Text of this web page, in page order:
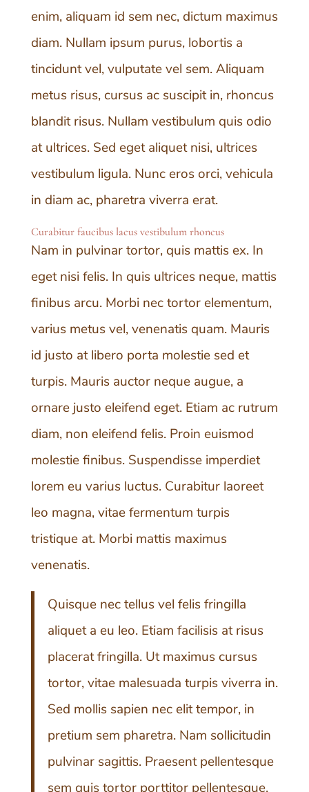
enim, aliquam id sem nec, dictum maximus
diam. Nullam ipsum purus, lobortis a
tincidunt vel, vulputate vel sem. Aliquam
metus risus, cursus ac suscipit in, rhoncus
blandit risus. Nullam vestibulum quis odio
at ultrices. Sed eget aliquet nisi, ultrices
vestibulum ligula. Nunc eros orci, vehicula
in diam ac, pharetra viverra erat.
Curabitur faucibus lacus vestibulum rhoncus
Nam in pulvinar tortor, quis mattis ex. In
eget nisi felis. In quis ultrices neque, mattis
finibus arcu. Morbi nec tortor elementum,
varius metus vel, venenatis quam. Mauris
id justo at libero porta molestie sed et
turpis. Mauris auctor neque augue, a
ornare justo eleifend eget. Etiam ac rutrum
diam, non eleifend felis. Proin euismod
molestie finibus. Suspendisse imperdiet
lorem eu varius luctus. Curabitur laoreet
leo magna, vitae fermentum turpis
tristique at. Morbi mattis maximus
venenatis.
Quisque nec tellus vel felis fringilla
aliquet a eu leo. Etiam facilisis at risus
placerat fringilla. Ut maximus cursus
tortor, vitae malesuada turpis viverra in.
Sed mollis sapien nec elit tempor, in
pretium sem pharetra. Nam sollicitudin
pulvinar sagittis. Praesent pellentesque
sem quis tortor porttitor pellentesque.